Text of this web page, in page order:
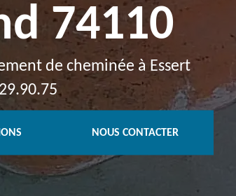
74110
de cheminée à Essert
NOUS CONTACTER